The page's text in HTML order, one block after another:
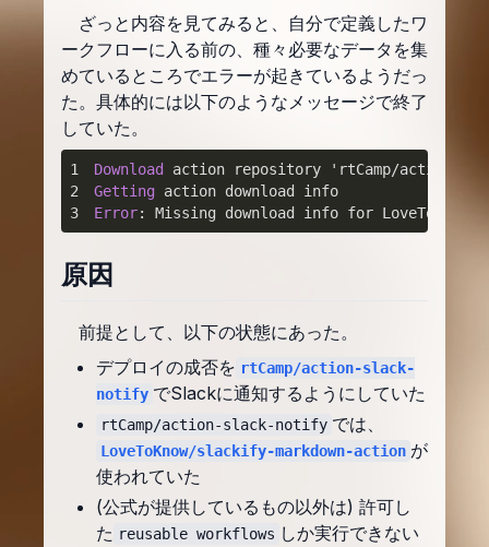
ざっと内容を見てみると、自分で定義したワ
ークフローに入る前の、種々必要なデータを集
めているところでエラーが起きているようだっ
た。具体的には以下のようなメッセージで終了
していた。
1 Download
action repository 'rtCamp/action-
2
Getting
3
Error: Missing download info for LoveToKnow/
原因
前提として、以下の状態にあった。
デプロイの成否を rtCamp/action-slack-
notify でSlackに通知するようにしていた
rtCamp/action-slack-notify では、
LoveToKnow/slackify-markdown-action が
使われていた
(公式が提供しているもの以外は) 許可し
た reusable workflows しか実行できない